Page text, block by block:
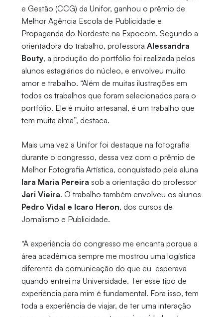
e Gestão (CCG) da Unifor, ganhou o prêmio de
Melhor Agência Escola de Publicidade e
Propaganda do Nordeste na Expocom. Segundo a
orientadora do trabalho, professora Alessandra
Bouty, a produção do portfólio foi realizada pelos
alunos estagiários do núcleo, e envolveu muito
amor e trabalho. “Além de muitas ilustrações em
todos os trabalhos que foram selecionados para o
portfólio. Ele é muito artesanal, é um trabalho que
tem muita alma”, destaca.
Mais uma vez a Unifor foi destaque na fotografia
durante o congresso, dessa vez com o prêmio de
Melhor Fotografia Artística, conquistado pela aluna
Iara Maria Pereira sob a orientação do professor
Jari Vieira. O trabalho também envolveu os alunos
Pedro Vidal e Icaro Heron, dos cursos de
Jornalismo e Publicidade.
“A experiência do congresso me encanta porque a
área acadêmica sempre me mostrou uma logística
diferente da comunicação do que eu esperava
quando entrei na Universidade. Ter esse tipo de
experiência para mim é fundamental. Fora isso, tem
toda a experiência de viajar, de ter uma interação